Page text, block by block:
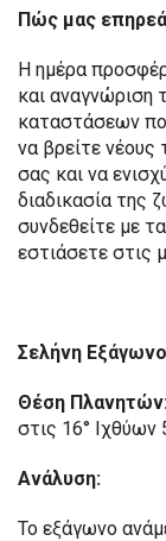
Πώς μας
Η ημέρα
και αναγνώριση
καταστάσεων
να βρείτε νέους
σας και να
διαδικασία της
συνδεθείτε με
εστιάσετε στις
Σελήνη
Θέση
στις 16° Ιχθύων
Ανάλυση:
Το εξάγωνο